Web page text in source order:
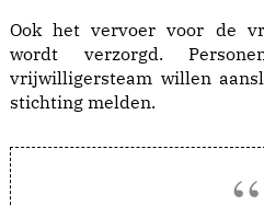
Ook het vervoer voor de
wordt verzorgd.
vrijwilligersteam willen
stichting melden.